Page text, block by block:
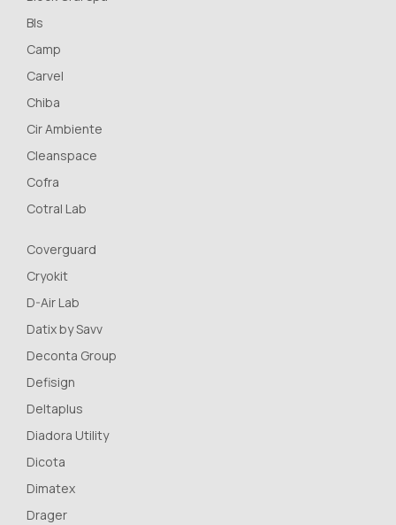
Bls
Camp
Carvel
Chiba
Cir Ambiente
Cleanspace
Cofra
Cotral Lab
Coverguard
Cryokit
D-Air Lab
Datix by Savv
Deconta Group
Defisign
Deltaplus
Diadora Utility
Dicota
Dimatex
Drager